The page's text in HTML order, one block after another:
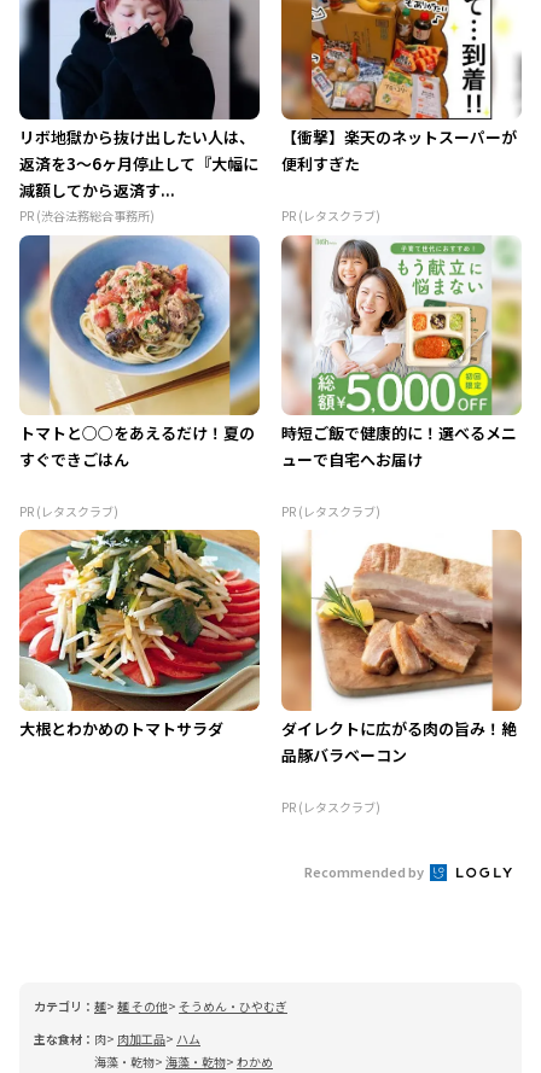
リボ地獄から抜け出したい人は、
返済を3～6ヶ月停止して『大幅に
減額してから返済す...
PR (渋谷法務総合事務所)
【衝撃】楽天のネットスーパーが
便利すぎた
PR (レタスクラブ)
トマトと○○をあえるだけ！夏の
すぐできごはん
PR (レタスクラブ)
時短ご飯で健康的に！選べるメニ
ューで自宅へお届け
PR (レタスクラブ)
大根とわかめのトマトサラダ
ダイレクトに広がる肉の旨み！絶
品豚バラベーコン
PR (レタスクラブ)
Recommended by
カテゴリ： 麺 麺 その他 そうめん・ひやむぎ
主な食材： 肉 肉加工品
ハム
海藻・乾物 海藻・乾物 わかめ